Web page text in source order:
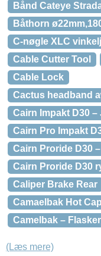
Bånd Cateye
Båthorn
C-nøgle XLC
Cable Cutter Tool
Cable Lock
Cactus headband
Cairn Impakt D30
Cairn Pro Impakt
Cairn Proride D30
Cairn Proride D30
Caliper Brake Rear
Camaelbak Hot
Camelbak –
(Læs mere)